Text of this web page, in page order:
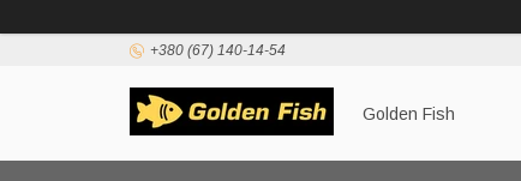
+380 (67) 140-14-54
Golden Fish